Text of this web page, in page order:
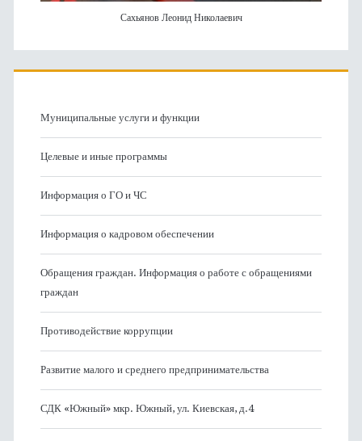
Сахьянов Леонид Николаевич
Муниципальные услуги и функции
Целевые и иные программы
Информация о ГО и ЧС
Информация о кадровом обеспечении
Обращения граждан. Информация о работе с обращениями
граждан
Противодействие коррупции
Развитие малого и среднего предпринимательства
СДК «Южный» мкр. Южный, ул. Киевская, д.4